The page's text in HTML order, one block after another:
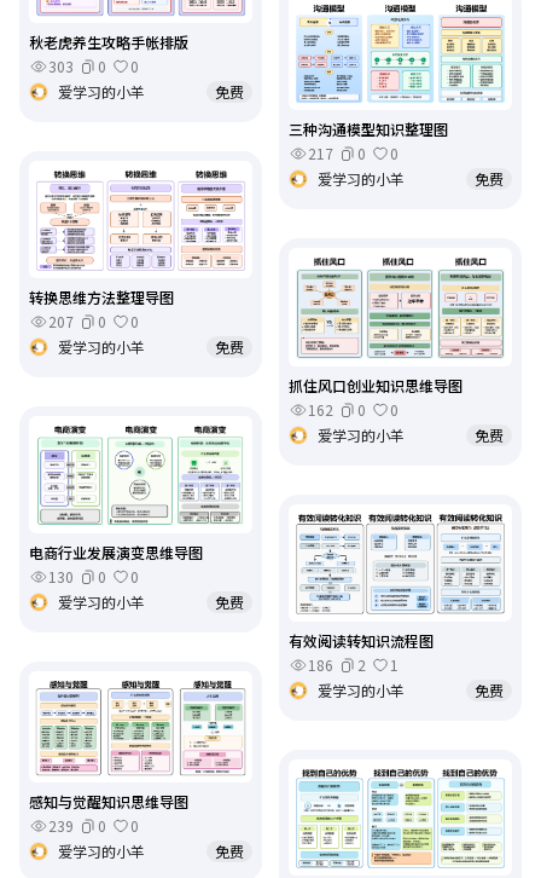
秋老虎养生攻略手帐排版
303
0
0
爱学习的小羊
免费
三种沟通模型知识整理图
217
0
0
爱学习的小羊
免费
转换思维方法整理导图
207
0
0
爱学习的小羊
免费
抓住风口创业知识思维导图
162
0
0
爱学习的小羊
免费
电商行业发展演变思维导图
130
0
0
爱学习的小羊
免费
有效阅读转知识流程图
186
2
1
爱学习的小羊
免费
感知与觉醒知识思维导图
239
0
0
爱学习的小羊
免费